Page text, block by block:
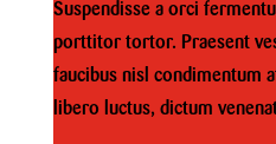
Suspendisse a orci
porttitor tortor. Praesent
faucibus nisl condimentum
libero luctus, dictum